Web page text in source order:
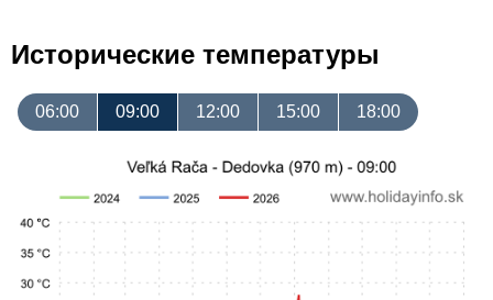
Исторические температуры
06:00 09:00 12:00 15:00 18:00